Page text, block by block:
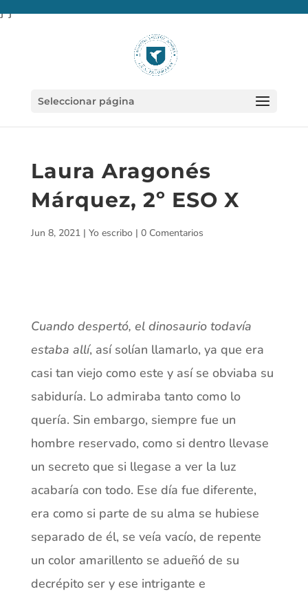
} }
Seleccionar página
Laura Aragonés
Márquez, 2º ESO X
Jun 8, 2021| Yo escribo| 0 Comentarios
Cuando despertó, el dinosaurio todavía
estaba allí, así solían llamarlo, ya que era
casi tan viejo como este y así se obviaba su
sabiduría. Lo admiraba tanto como lo
quería. Sin embargo, siempre fue un
hombre reservado, como si dentro llevase
un secreto que si llegase a ver la luz
acabaría con todo. Ese día fue diferente,
era como si parte de su alma se hubiese
separado de él, se veía vacío, de repente
un color amarillento se adueñó de su
decrépito ser y ese intrigante e